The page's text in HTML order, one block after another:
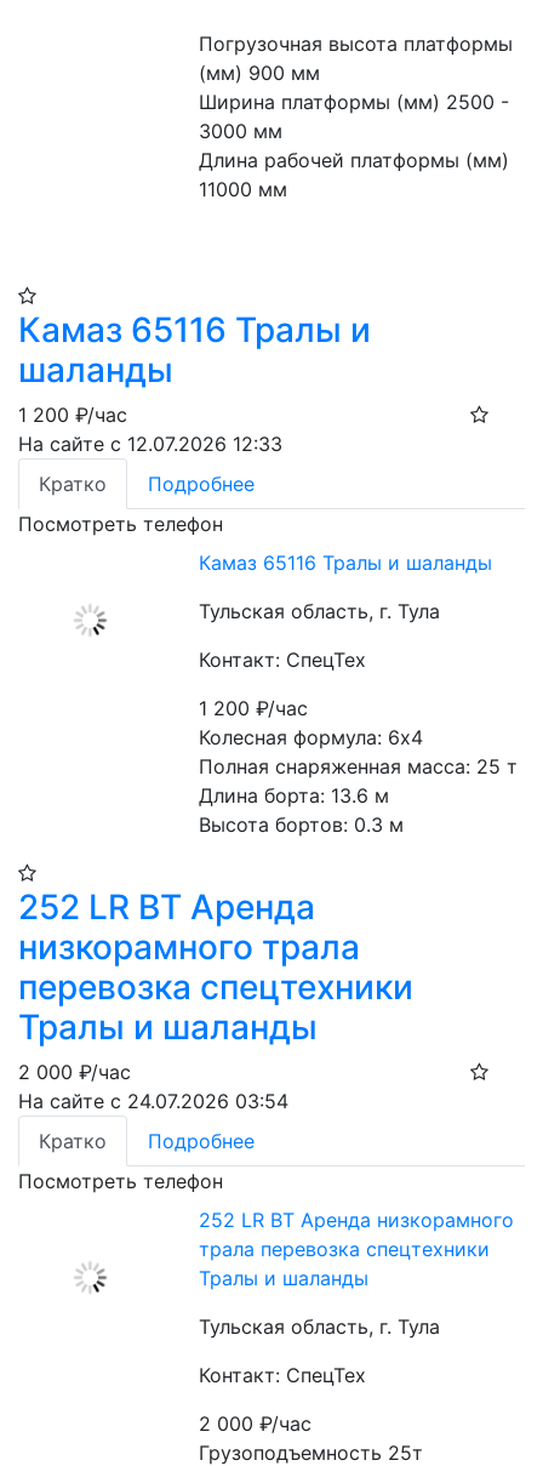
Погрузочная высота платформы
(мм) 900 мм
Ширина платформы (мм) 2500 -
3000 мм
Длина рабочей платформы (мм)
11000 мм
Камаз 65116 Тралы и
шаланды
1 200 ₽/час
На сайте с 12.07.2026 12:33
Кратко
Подробнее
Посмотреть телефон
Камаз 65116 Тралы и шаланды
Тульская область, г. Тула
Контакт: СпецТех
1 200₽/час
Колесная формула: 6х4
Полная снаряженная масса: 25 т
Длина борта: 13.6 м
Высота бортов: 0.3 м
252 LR BT Аренда
низкорамного трала
перевозка спецтехники
Тралы и шаланды
2 000 ₽/час
На сайте с 24.07.2026 03:54
Кратко
Подробнее
Посмотреть телефон
252 LR BT Аренда низкорамного
трала перевозка спецтехники
Тралы и шаланды
Тульская область, г. Тула
Контакт: СпецТех
2 000₽/час
Грузоподъемность 25т